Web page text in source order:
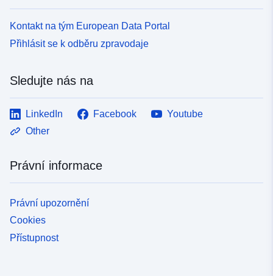
Kontakt na tým European Data Portal
Přihlásit se k odběru zpravodaje
Sledujte nás na
LinkedIn Facebook
Youtube
Other
Právní informace
Právní upozornění
Cookies
Přístupnost